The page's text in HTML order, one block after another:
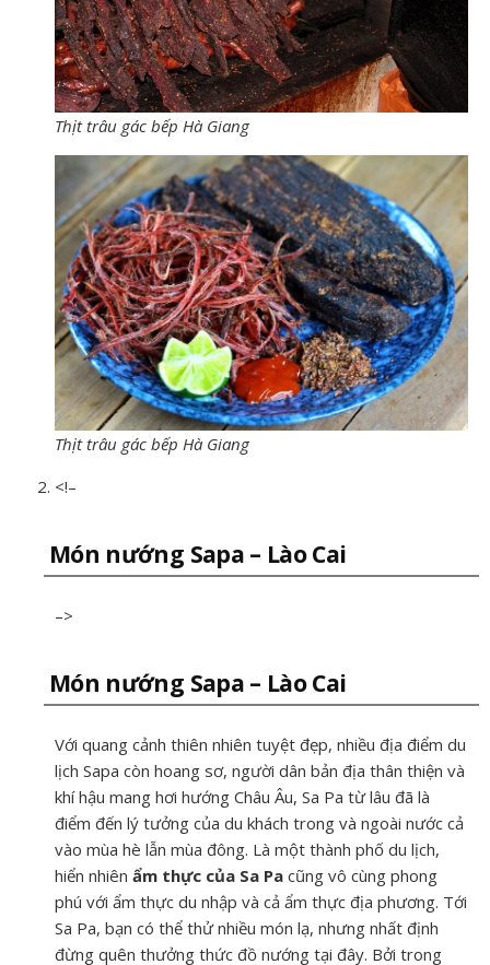
Thịt trâu gác bếp Hà Giang
Thịt trâu gác bếp Hà Giang
<!–
Món nướng Sapa – Lào Cai
–>
Món nướng Sapa – Lào Cai
Với quang cảnh thiên nhiên tuyệt đẹp, nhiều địa điểm du
lịch Sapa còn hoang sơ, người dân bản địa thân thiện và
khí hậu mang hơi hướng Châu Âu, Sa Pa từ lâu đã là
điểm đến lý tưởng của du khách trong và ngoài nước cả
vào mùa hè lẫn mùa đông. Là một thành phố du lịch,
hiển nhiên ẩm thực của Sa Pa cũng vô cùng phong
phú với ẩm thực du nhập và cả ẩm thực địa phương. Tới
Sa Pa, bạn có thể thử nhiều món lạ, nhưng nhất định
đừng quên thưởng thức đồ nướng tại đây. Bởi trong